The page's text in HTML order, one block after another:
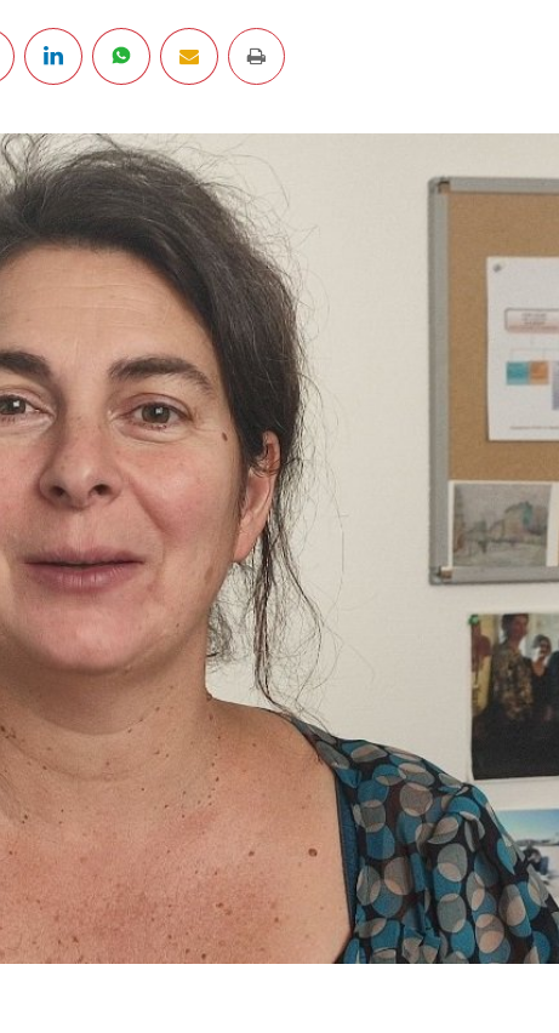
co-secrétaire du SNPES-PJJ/FSU, Sonia Ollivier a participé à
justice ? (éd. Syllepse, 2022).